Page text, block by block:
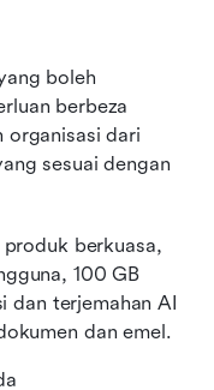
boleh
berbeza
organisasi dari
sesuai dengan
produk berkuasa,
100 GB
dan terjemahan AI
dan emel.